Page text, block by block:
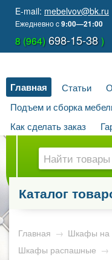
E-mail: mebelvov@bk.ru
Ежедневноc9:00—21:00
8 (964) 698-15-38)
Главная Статьи
Подъем и сборка
Как сделать заказ
Каталог
Главная → Шкафы на
Шкафы распашные →